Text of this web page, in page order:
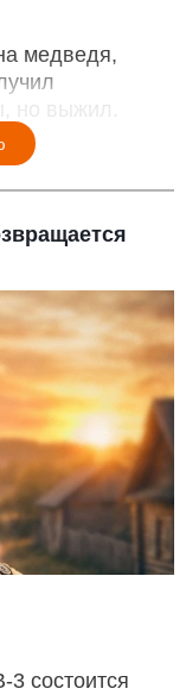
медведя,
но выжил.
3 состоится